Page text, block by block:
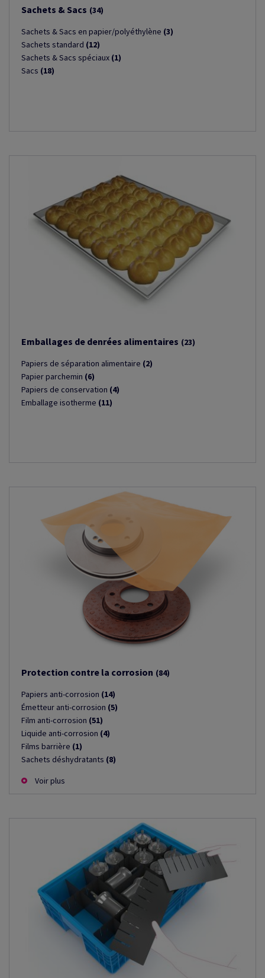
Sachets & Sacs (34)
Sachets & Sacs en papier/polyéthylène (3)
Sachets standard (12)
Sachets & Sacs spéciaux (1)
Sacs (18)
Emballages de denrées alimentaires (23)
Papiers de séparation alimentaire (2)
Papier parchemin (6)
Papiers de conservation (4)
Emballage isotherme (11)
Protection contre la corrosion (84)
Papiers anti-corrosion (14)
Émetteur anti-corrosion (5)
Film anti-corrosion (51)
Liquide anti-corrosion (4)
Films barrière (1)
Sachets déshydratants (8)
Voir plus